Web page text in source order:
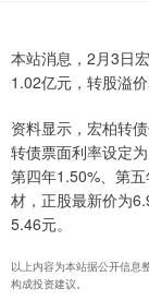
本站消息，2月3日
1.02亿元，转股溢价
资料显示，宏柏转
转债票面利率设定
第四年1.50%、第
材，正股最新价为
5.46元。
以上内容为本站据公开信
构成投资建议。